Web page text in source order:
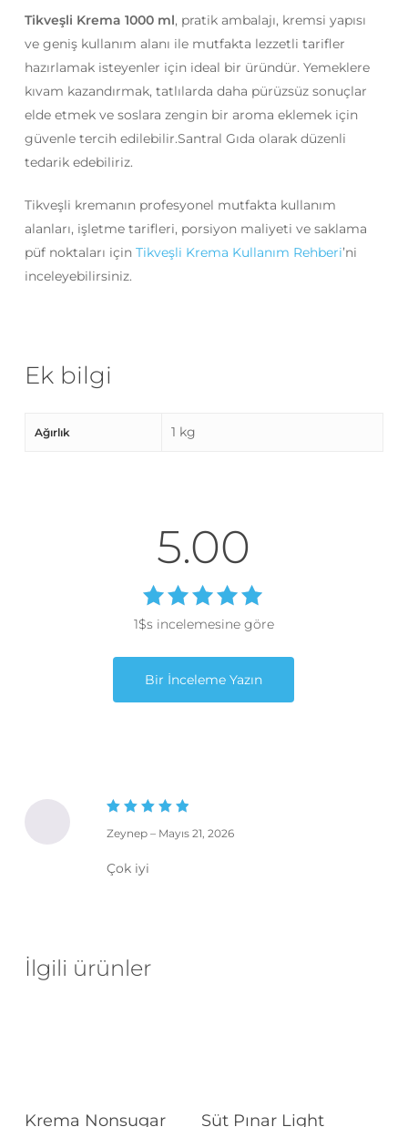
Tikveşli Krema 1000 ml, pratik ambalajı, kremsi yapısı
ve geniş kullanım alanı ile mutfakta lezzetli tarifler
hazırlamak isteyenler için ideal bir üründür. Yemeklere
kıvam kazandırmak, tatlılarda daha pürüzsüz sonuçlar
elde etmek ve soslara zengin bir aroma eklemek için
güvenle tercih edilebilir.Santral Gıda olarak düzenli
tedarik edebiliriz.
Tikveşli kremanın profesyonel mutfakta kullanım
alanları, işletme tarifleri, porsiyon maliyeti ve saklama
püf noktaları için Tikveşli Krema Kullanım Rehberi’ni
inceleyebilirsiniz.
Ek bilgi
Ağırlık 1 kg
5.00
5
aldı
1$s incelemesine göre
Bir İnceleme Yazın
üzerinden
aldı
Zeynep – Mayıs 21, 2026
Çok iyi
İlgili ürünler
Devamını Oku
Krema Nonsugar
Devamını Oku
Süt Pınar Light